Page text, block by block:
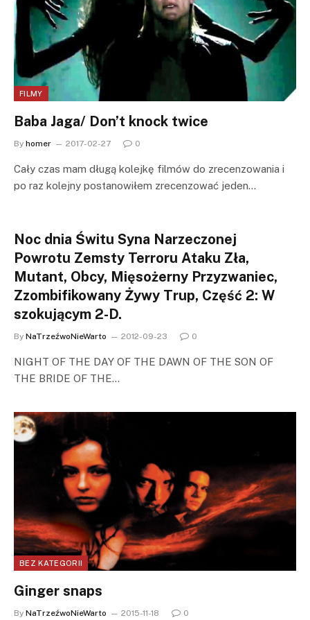
FILMY
Baba Jaga/ Don’t knock twice
By homer 2017-02-27 0
Cały czas mam długą kolejkę filmów do zrecenzowania i
po raz kolejny postanowiłem zrecenzować jeden…
Noc dnia Świtu Syna Narzeczonej
Powrotu Zemsty Terroru Ataku Zła,
Mutant, Obcy, Mięsożerny Przyzwaniec,
Zzombifikowany Żywy Trup, Część 2: W
szokującym 2-D.
By NaTrzeźwoNieWarto 2012-09-23 0
NIGHT OF THE DAY OF THE DAWN OF THE SON OF
THE BRIDE OF THE…
BEZ KATEGORII
Ginger snaps
By NaTrzeźwoNieWarto 2015-11-18 0